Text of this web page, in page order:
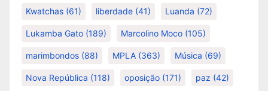
Kwatchas (61) liberdade (41) Luanda (72)
Lukamba Gato (189) Marcolino Moco (105)
marimbondos (88) MPLA (363) Música (69)
Nova República (118) oposição (171) paz (42)